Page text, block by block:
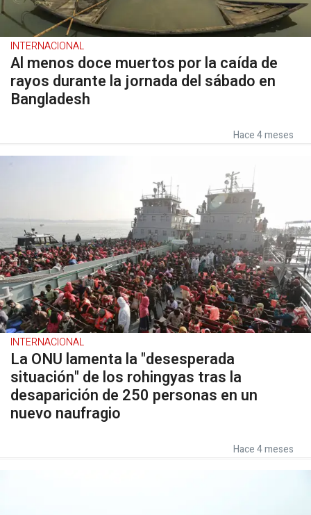
INTERNACIONAL
Al menos doce muertos por la caída de
rayos durante la jornada del sábado en
Bangladesh
Hace 4 meses
INTERNACIONAL
La ONU lamenta la "desesperada
situación" de los rohingyas tras la
desaparición de 250 personas en un
nuevo naufragio
Hace 4 meses